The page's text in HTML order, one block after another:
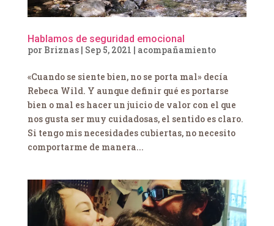
Hablamos de seguridad emocional
por Briznas| Sep 5, 2021 | acompañamiento
«Cuando se siente bien, no se porta mal» decía
Rebeca Wild. Y aunque definir qué es portarse
bien o mal es hacer un juicio de valor con el que
nos gusta ser muy cuidadosas, el sentido es claro.
Si tengo mis necesidades cubiertas, no necesito
comportarme de manera...